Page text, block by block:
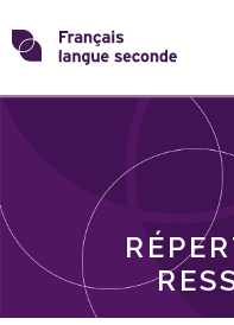
Skip
toTransformons
langue
THÈMES